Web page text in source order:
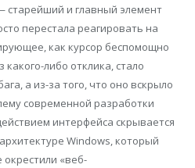
старейший и главный элемент
перестала реагировать на
как курсор беспомощно
либо отклика, стало
а из-за того, что оно вскрыло
современной разработки
интерфейса скрывается
Windows, который
окрестили «веб-